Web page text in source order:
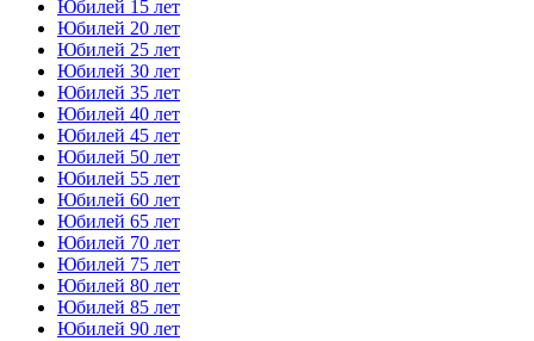
Юбилей 15 лет
Юбилей 20 лет
Юбилей 25 лет
Юбилей 30 лет
Юбилей 35 лет
Юбилей 40 лет
Юбилей 45 лет
Юбилей 50 лет
Юбилей 55 лет
Юбилей 60 лет
Юбилей 65 лет
Юбилей 70 лет
Юбилей 75 лет
Юбилей 80 лет
Юбилей 85 лет
Юбилей 90 лет